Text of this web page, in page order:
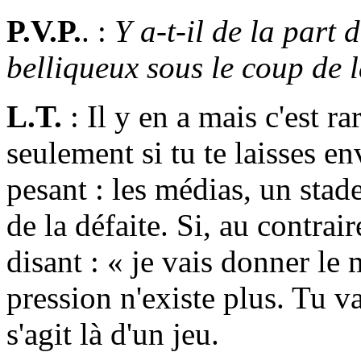
P.V.P.. : Y a-t-il de la part
belliqueux sous le coup de
L.T. : Il y en a mais c'est
seulement si tu te laisses
pesant : les médias, un
de la défaite. Si, au
disant : « je vais donner le
pression n'existe plus. Tu
s'agit là d'un jeu.